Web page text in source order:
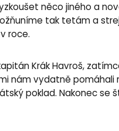
něco jiného a
tak tetám a
roce.
Krák Havroš,
nám vydatně pomáhali
poklad. Nakonec se